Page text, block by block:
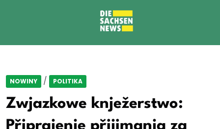
NOWINY / POLITIKA
Zwjazkowe knježerstwo:
Připrajenje přijimanja za